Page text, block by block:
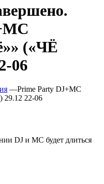
(«ЧЁ
06
―Prime Party DJ+MC
22-06
DJ и МС будет длиться